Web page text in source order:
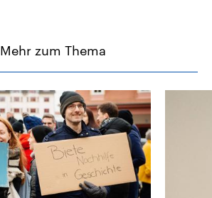
Mehr zum Thema